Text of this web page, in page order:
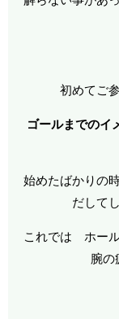
初めてご
ゴールまでのイ
始めたばかりの
だして
これでは ホー
腕の